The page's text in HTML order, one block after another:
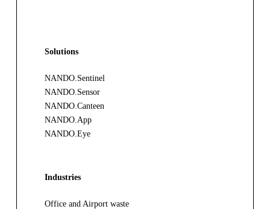
Solutions
NANDO.Sentinel
NANDO.Sensor
NANDO.Canteen
NANDO.App
NANDO.Eye
Industries
Office and Airport waste